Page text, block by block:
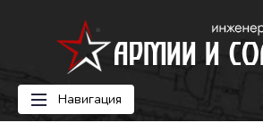
Навигация